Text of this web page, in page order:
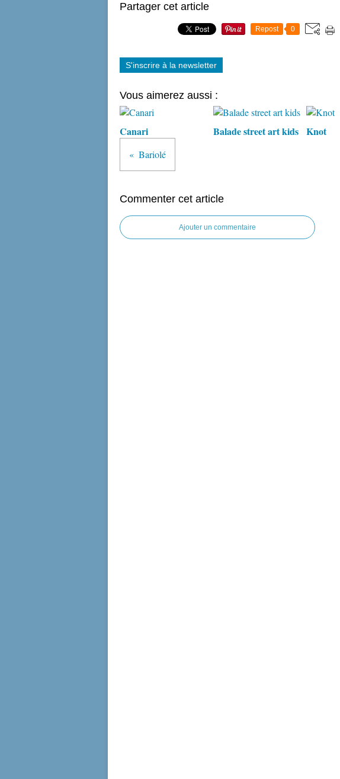
Partager cet article
Repost 0
S'inscrire à la newsletter
Vous aimerez aussi :
Canari Balade street art kids Knot
Bariolé
Commenter cet article
Ajouter un commentaire